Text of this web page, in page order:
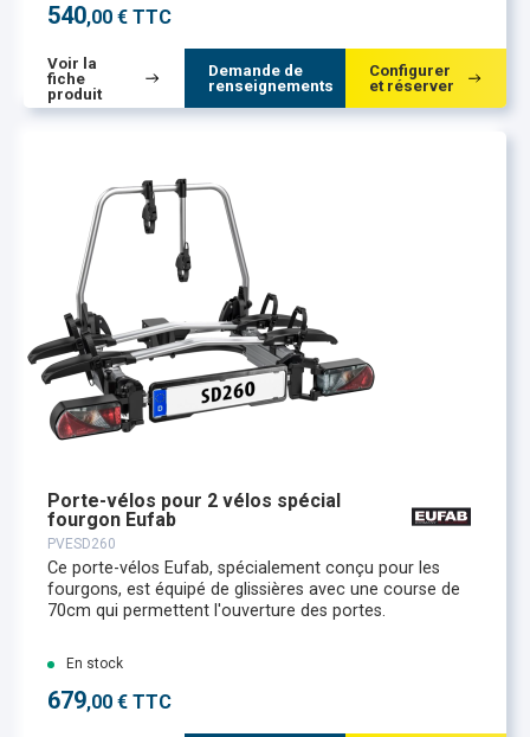
540,00 € TTC
Voir la
fiche
produit
Demande de
renseignements
Configurer
et réserver
Porte-vélos pour 2 vélos spécial
fourgon Eufab
PVESD260
Ce porte-vélos Eufab, spécialement conçu pour les
fourgons, est équipé de glissières avec une course de
70cm qui permettent l'ouverture des portes.
En stock
679,00 € TTC